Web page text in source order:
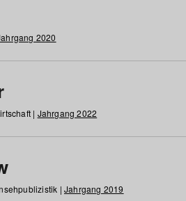
2020
| Jahrgang 2022
| Jahrgang 2019